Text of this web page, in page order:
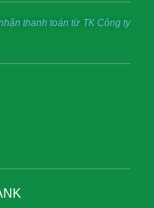
thanh toán từ TK Công ty